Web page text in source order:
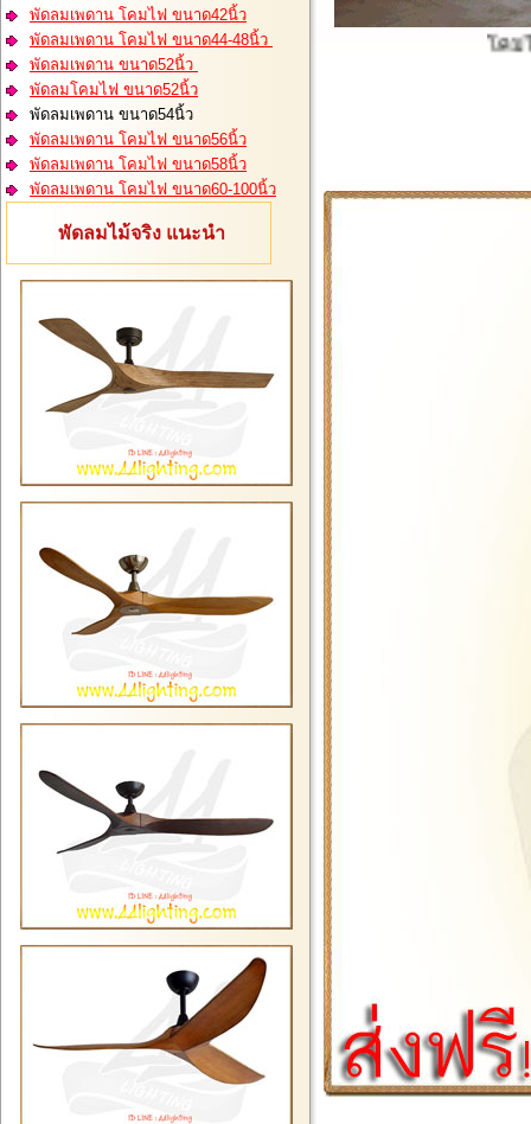
พัดลมเพดาน โคมไฟ ขนาด42นิ้ว
พัดลมเพดาน โคมไฟ ขนาด44-48นิ้ว
พัดลมเพดาน ขนาด52นิ้ว
พัดลมโคมไฟ ขนาด52นิ้ว
พัดลมเพดาน ขนาด54นิ้ว
พัดลมเพดาน โคมไฟ ขนาด56นิ้ว
พัดลมเพดาน โคมไฟ ขนาด58นิ้ว
พัดลมเพดาน โคมไฟ ขนาด60-100นิ้ว
พัดลมไม้จริง แนะนำ
โคมไฟ